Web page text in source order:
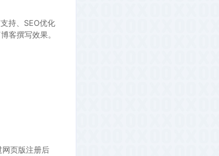
持、SEO优化
客撰写效果。
页版注册后